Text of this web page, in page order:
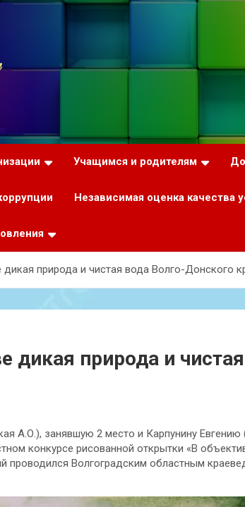
Учащимся и родителям
Независимая оценка качества
дикая природа и чистая вода Волго-Донского
дикая природа и чистая
А.О.), занявшую 2 место и Карпунину Евгению
конкурсе рисованной открытки «В
проводился Волгоградским областным